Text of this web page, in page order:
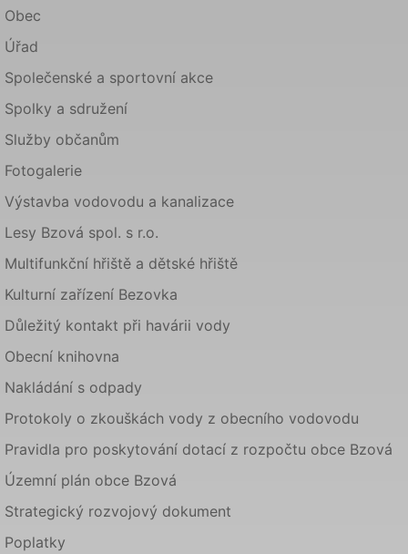
Obec
Úřad
Společenské a sportovní akce
Spolky a sdružení
Služby občanům
Fotogalerie
Výstavba vodovodu a kanalizace
Lesy Bzová spol. s r.o.
Multifunkční hřiště a dětské hřiště
Kulturní zařízení Bezovka
Důležitý kontakt při havárii vody
Obecní knihovna
Nakládání s odpady
Protokoly o zkouškách vody z obecního vodovodu
Pravidla pro poskytování dotací z rozpočtu obce Bzová
Územní plán obce Bzová
Strategický rozvojový dokument
Poplatky